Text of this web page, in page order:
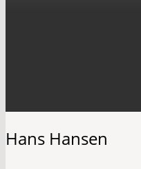
Hans Hansen